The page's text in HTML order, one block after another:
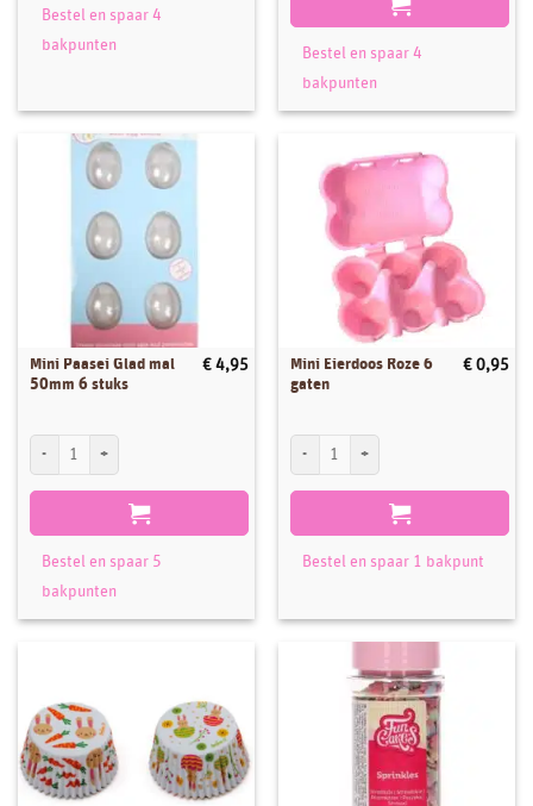
Bestel en spaar 4
bakpunten
Bestel en spaar 4
bakpunten
Mini Paasei Glad mal
50mm 6 stuks
€ 4,95
Mini Paasei Glad mal 50mm 6 stuks aantal
Bestel en spaar 5
bakpunten
Mini Eierdoos Roze 6
gaten
€ 0,95
Mini Eierdoos Roze 6 gaten aantal
Bestel en spaar 1 bakpunt